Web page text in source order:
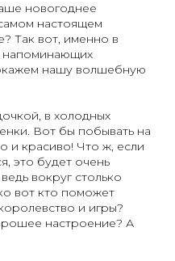
новогоднее
настоящем
Так вот, именно в
напоминающих
нашу волшебную
в холодных
Вот бы побывать на
и красиво! Что ж, если
это будет очень
вокруг столько
вот кто поможет
и игры?
настроение? А